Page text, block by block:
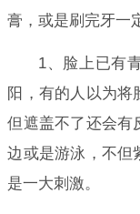
膏，或是刷完牙一
1、脸上已有
阳，有的人以为将
但遮盖不了还会有
边或是游泳，不但
是一大刺激。